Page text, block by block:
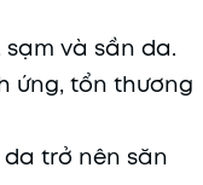
và sần da.
ứng, tổn thương
trở nên săn